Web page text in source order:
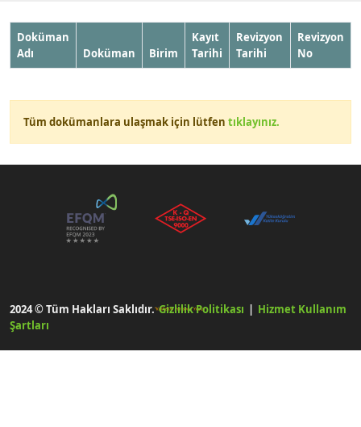
Doküman
Adı
Doküman Birim
Kayıt
Tarihi
Revizyon
Tarihi
Revizyon
No
Tüm dokümanlara ulaşmak için lütfen tıklayınız.
2024 © Tüm Hakları Saklıdır.Gizlilik Politikası
Hizmet Kullanım
Şartları